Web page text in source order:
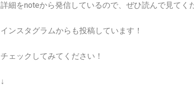
詳細をnoteから発信しているので、ぜひ読んで見てく
インスタグラムからも投稿しています！
チェックしてみてください！
↓